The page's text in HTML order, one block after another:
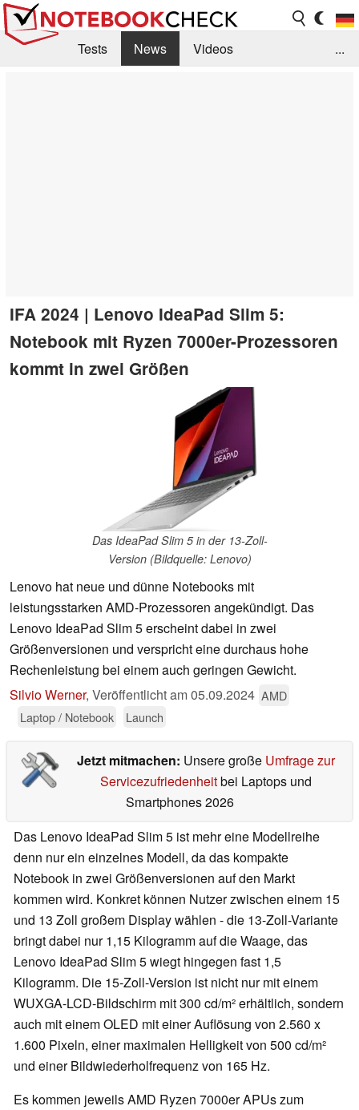
Tests News
Videos
...
IFA 2024 | Lenovo IdeaPad Slim 5:
Notebook mit Ryzen 7000er-Prozessoren
kommt in zwei Größen
Das IdeaPad Slim 5 in der 13-Zoll-
Version (Bildquelle: Lenovo)
Lenovo hat neue und dünne Notebooks mit
leistungsstarken AMD-Prozessoren angekündigt. Das
Lenovo IdeaPad Slim 5 erscheint dabei in zwei
Größenversionen und verspricht eine durchaus hohe
Rechenleistung bei einem auch geringen Gewicht.
Silvio Werner, Veröffentlicht am05.09.2024 AMD
Laptop / Notebook
Launch
Jetzt mitmachen: Unsere große Umfrage zur
Servicezufriedenheitbei Laptops und
Smartphones 2026
Das Lenovo IdeaPad Slim 5 ist mehr eine Modellreihe
denn nur ein einzelnes Modell, da das kompakte
Notebook in zwei Größenversionen auf den Markt
kommen wird. Konkret können Nutzer zwischen einem 15
und 13 Zoll großem Display wählen - die 13-Zoll-Variante
bringt dabei nur 1,15 Kilogramm auf die Waage, das
Lenovo IdeaPad Slim 5 wiegt hingegen fast 1,5
Kilogramm. Die 15-Zoll-Version ist nicht nur mit einem
WUXGA-LCD-Bildschirm mit 300 cd/m² erhältlich, sondern
auch mit einem OLED mit einer Auflösung von 2.560 x
1.600 Pixeln, einer maximalen Helligkeit von 500 cd/m²
und einer Bildwiederholfrequenz von 165 Hz.
Es kommen jeweils AMD Ryzen 7000er APUs zum